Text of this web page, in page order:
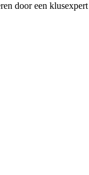
door een klusexpert